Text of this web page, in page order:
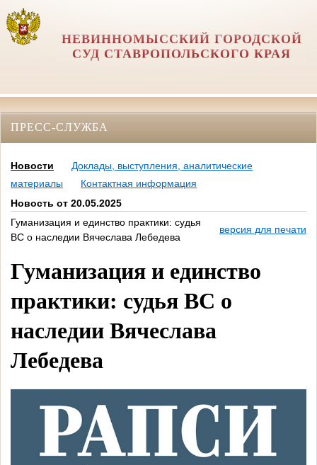
НЕВИННОМЫССКИЙ ГОРОДСКОЙ
СУД СТАВРОПОЛЬСКОГО КРАЯ
ПРЕСС-СЛУЖБА
Новости
Доклады, выступления, аналитические
материалы
Контактная информация
Новость от 20.05.2025
Гуманизация и единство практики: cудья
ВС о наследии Вячеслава Лебедева
версия для печати
Гуманизация и единство
практики: cудья ВС о
наследии Вячеслава
Лебедева